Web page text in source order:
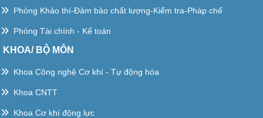
Phòng Khảo thí-Đảm bảo chất lượng-Kiểm tra-Pháp chế
Phòng Tài chính - Kế toán
KHOA/ BỘ MÔN
Khoa Công nghệ Cơ khí - Tự động hóa
Khoa CNTT
Khoa Cơ khí động lực